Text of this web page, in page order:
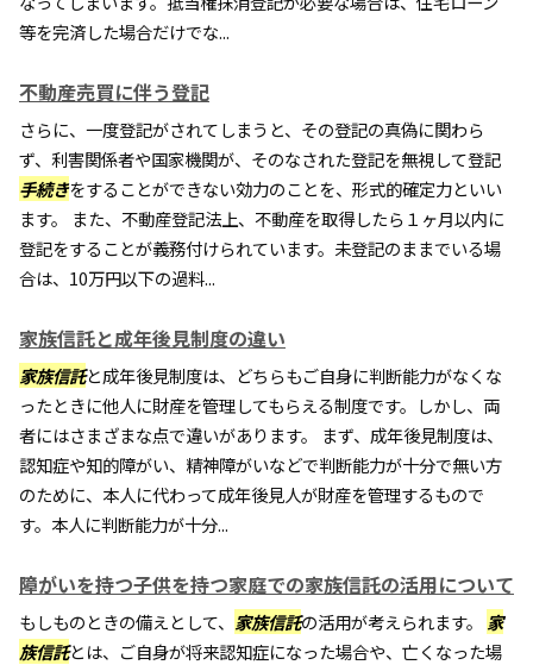
等を完済した場合だけでな...
不動産売買に伴う登記
さらに、一度登記がされてしまうと、その登記の真偽に関わら
ず、利害関係者や国家機関が、そのなされた登記を無視して登記
手続きをすることができない効力のことを、形式的確定力といい
ます。 また、不動産登記法上、不動産を取得したら１ヶ月以内に
登記をすることが義務付けられています。未登記のままでいる場
合は、10万円以下の過料...
家族信託と成年後見制度の違い
家族信託と成年後見制度は、どちらもご自身に判断能力がなくな
ったときに他人に財産を管理してもらえる制度です。しかし、両
者にはさまざまな点で違いがあります。 まず、成年後見制度は、
認知症や知的障がい、精神障がいなどで判断能力が十分で無い方
のために、本人に代わって成年後見人が財産を管理するもので
す。本人に判断能力が十分...
障がいを持つ子供を持つ家庭での家族信託の活用について
もしものときの備えとして、 家族信託の活用が考えられます。 家
族信託とは、ご自身が将来認知症になった場合や、亡くなった場